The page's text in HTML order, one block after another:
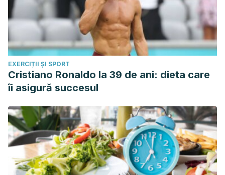
EXERCIȚII ȘI SPORT
Cristiano Ronaldo la 39 de ani: dieta care
îi asigură succesul